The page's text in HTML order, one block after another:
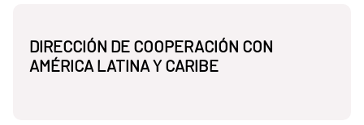
DIRECCIÓN DE COOPERACIÓN CON
AMÉRICA LATINA Y CARIBE